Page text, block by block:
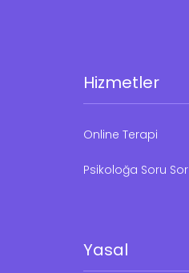
Hizmetler
Online Terapi
Psikoloğa Soru Sor
Yasal